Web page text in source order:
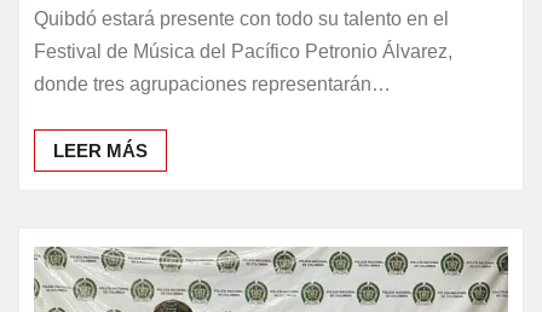
Quibdó estará presente con todo su talento en el
Festival de Música del Pacífico Petronio Álvarez,
donde tres agrupaciones representarán…
LEER MÁS